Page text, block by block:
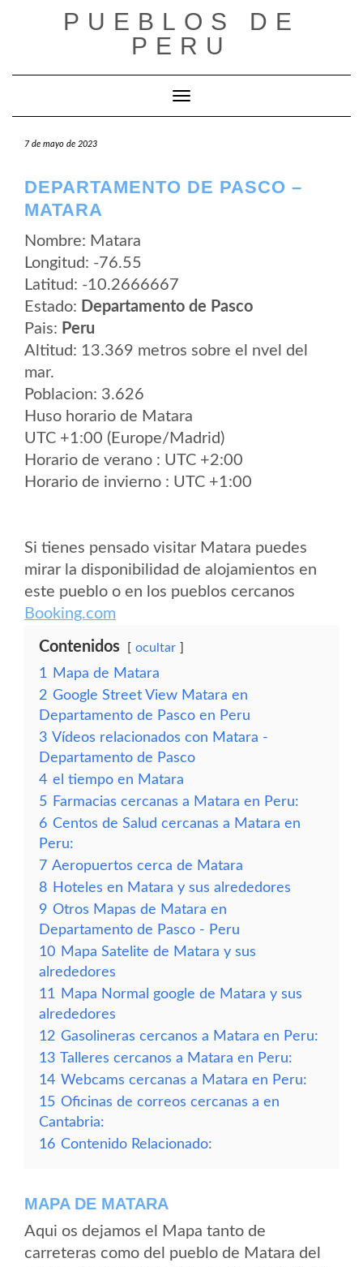
PUEBLOS DE
PERU
Cambiar modo de navegación
7 de mayo de 2023
DEPARTAMENTO DE PASCO –
MATARA
Nombre: Matara
Longitud: -76.55
Latitud: -10.2666667
Estado: Departamento de Pasco
Pais: Peru
Altitud: 13.369 metros sobre el nvel del
mar.
Poblacion: 3.626
Huso horario de Matara
UTC +1:00 (Europe/Madrid)
Horario de verano : UTC +2:00
Horario de invierno : UTC +1:00
Si tienes pensado visitar Matara puedes
mirar la disponibilidad de alojamientos en
este pueblo o en los pueblos cercanos
Booking.com
Contenidos ocultar
1
Mapa de Matara
2 Google Street View Matara en
Departamento de Pasco en Peru
3 Vídeos relacionados con Matara -
Departamento de Pasco
4 el tiempo en Matara
5 Farmacias cercanas a Matara en Peru:
6 Centos de Salud cercanas a Matara en
Peru:
7 Aeropuertos cerca de Matara
8 Hoteles en Matara y sus alrededores
9 Otros Mapas de Matara en
Departamento de Pasco - Peru
10 Mapa Satelite de Matara y sus
alrededores
11
Mapa Normal google de Matara y sus
alrededores
12 Gasolineras cercanos a Matara en Peru:
13 Talleres cercanos a Matara en Peru:
14 Webcams cercanas a Matara en Peru:
15 Oficinas de correos cercanas a en
Cantabria:
16 Contenido Relacionado:
MAPA DE MATARA
Aqui os dejamos el Mapa tanto de
carreteras como del pueblo de Matara del